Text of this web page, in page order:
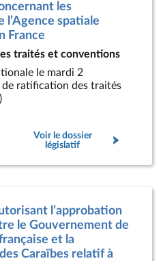
les
l’Agence spatiale
France
traités et conventions
le mardi 2
ratification des traités
)
Voir le dossier
législatif
l’approbation
le Gouvernement de
et la
Caraïbes relatif à